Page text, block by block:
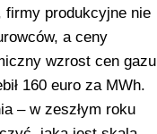
firmy produkcyjne nie
a ceny
wzrost cen gazu
160 euro za MWh.
– w zeszłym roku